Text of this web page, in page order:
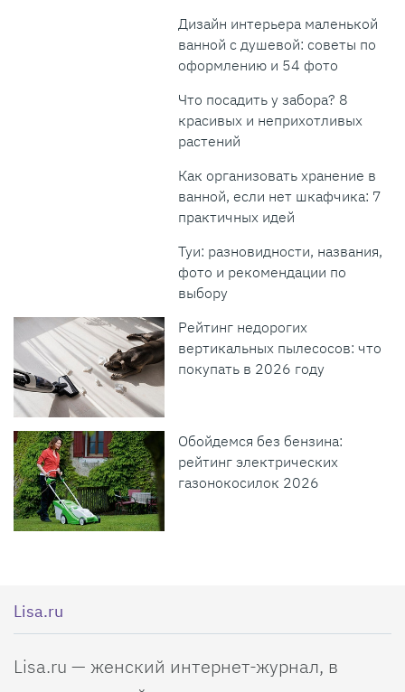
Дизайн интерьера маленькой
ванной с душевой: советы по
оформлению и 54 фото
Что посадить у забора? 8
красивых и неприхотливых
растений
Как организовать хранение в
ванной, если нет шкафчика: 7
практичных идей
Туи: разновидности, названия,
фото и рекомендации по
выбору
Рейтинг недорогих
вертикальных пылесосов: что
покупать в 2026 году
Обойдемся без бензина:
рейтинг электрических
газонокосилок 2026
Lisa.ru
Lisa.ru — женский интернет-журнал, в